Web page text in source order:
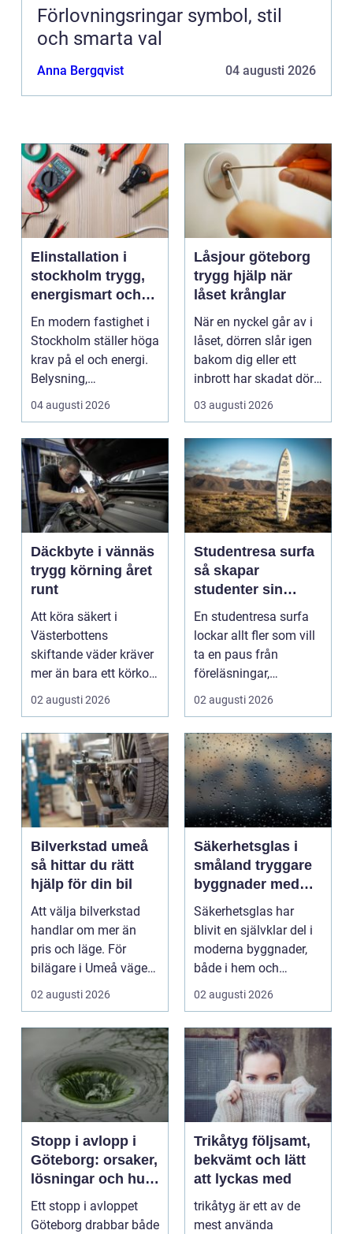
Förlovningsringar symbol, stil
och smarta val
Anna Bergqvist 04 augusti 2026
Elinstallation i
stockholm trygg,
energismart och
framtidssäker el i
fastigheten
En modern fastighet i
Stockholm ställer höga
krav på el och energi.
Belysning,
värmepumpar,
kylanläg...
04 augusti 2026
Låsjour göteborg
trygg hjälp när
låset krånglar
När en nyckel går av i
låset, dörren slår igen
bakom dig eller ett
inbrott har skadat dörr
och karm,...
03 augusti 2026
Däckbyte i vännäs
trygg körning året
runt
Att köra säkert i
Västerbottens
skiftande väder kräver
mer än bara ett körkort
och en pålitlig bil. ...
02 augusti 2026
Studentresa surfa
så skapar
studenter sin
ultimata paus från
plugget
En studentresa surfa
lockar allt fler som vill
ta en paus från
föreläsningar,
tentaplugg och sena
02 augusti 2026
Bilverkstad umeå
så hittar du rätt
hjälp för din bil
Att välja bilverkstad
handlar om mer än
pris och läge. För
bilägare i Umeå väger
trygghet, tillgängl...
02 augusti 2026
Säkerhetsglas i
småland tryggare
byggnader med
smarta
glaslösningar
Säkerhetsglas har
blivit en självklar del i
moderna byggnader,
både i hem och
offentliga miljöer. I ...
02 augusti 2026
Stopp i avlopp i
Göteborg: orsaker,
lösningar och hur
problem kan
undvikas
Ett stopp i avloppet
Göteborg drabbar både
Trikåtyg följsamt,
bekvämt och lätt
att lyckas med
trikåtyg är ett av de
mest använda